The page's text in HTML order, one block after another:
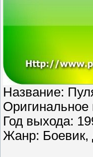
Название:
Оригинальное
Год выхода:
Жанр: Боевик,